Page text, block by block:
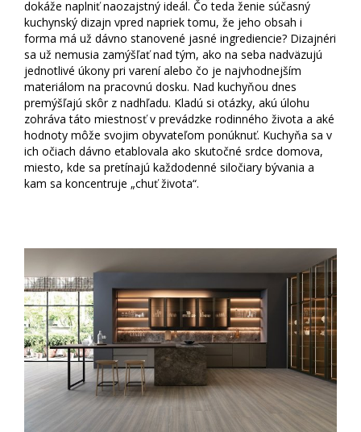
dokáže naplniť naozajstný ideál. Čo teda ženie súčasný
kuchynský dizajn vpred napriek tomu, že jeho obsah i
forma má už dávno stanovené jasné ingrediencie? Dizajnéri
sa už nemusia zamýšľať nad tým, ako na seba nadväzujú
jednotlivé úkony pri varení alebo čo je najvhodnejším
materiálom na pracovnú dosku. Nad kuchyňou dnes
premýšľajú skôr z nadhľadu. Kladú si otázky, akú úlohu
zohráva táto miestnosť v prevádzke rodinného života a aké
hodnoty môže svojim obyvateľom ponúknuť. Kuchyňa sa v
ich očiach dávno etablovala ako skutočné srdce domova,
miesto, kde sa pretínajú každodenné siločiary bývania a
kam sa koncentruje „chuť života“.